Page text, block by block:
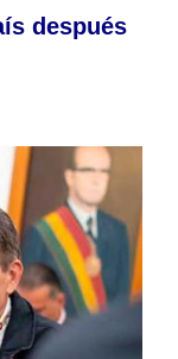
después